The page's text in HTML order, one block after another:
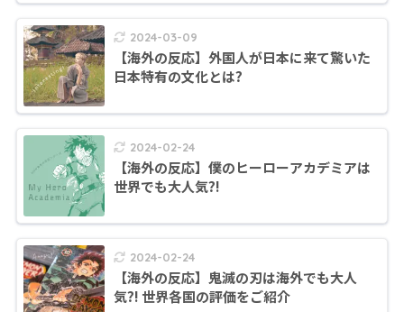
2024-03-09
【海外の反応】外国人が日本に来て驚いた
日本特有の文化とは?
2024-02-24
【海外の反応】僕のヒーローアカデミアは
世界でも大人気?!
2024-02-24
【海外の反応】鬼滅の刃は海外でも大人
気?! 世界各国の評価をご紹介